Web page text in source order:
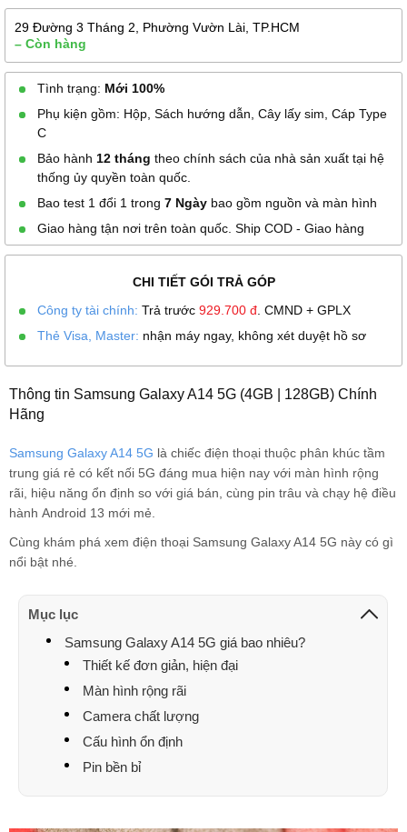
29 Đường 3 Tháng 2, Phường Vườn Lài, TP.HCM
– Còn hàng
Tình trạng: Mới 100%
Phụ kiện gồm: Hộp, Sách hướng dẫn, Cây lấy sim, Cáp Type
C
Bảo hành 12 tháng theo chính sách của nhà sản xuất tại hệ
thống ủy quyền toàn quốc.
Bao test 1 đổi 1 trong 7 Ngày bao gồm nguồn và màn hình
Giao hàng tận nơi trên toàn quốc. Ship COD - Giao hàng
CHI TIẾT GÓI TRẢ GÓP
Công ty tài chính: Trả trước 929.700 đ . CMND + GPLX
Thẻ Visa, Master: nhận máy ngay, không xét duyệt hồ sơ
Thông tin Samsung Galaxy A14 5G (4GB | 128GB) Chính
Hãng
Samsung Galaxy A14 5G là chiếc điện thoại thuộc phân khúc tầm
trung giá rẻ có kết nối 5G đáng mua hiện nay với màn hình rộng
rãi, hiệu năng ổn định so với giá bán, cùng pin trâu và chạy hệ điều
hành Android 13 mới mẻ.
Cùng khám phá xem điện thoại Samsung Galaxy A14 5G này có gì
nổi bật nhé.
Mục lục
Samsung Galaxy A14 5G giá bao nhiêu?
Thiết kế đơn giản, hiện đại
Màn hình rộng rãi
Camera chất lượng
Cấu hình ổn định
Pin bền bỉ